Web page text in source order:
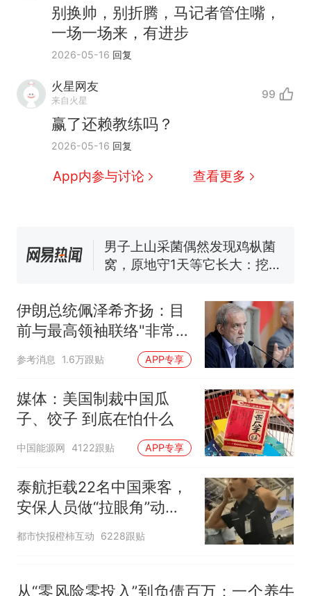
别换帅，别折腾，马记者管住嘴，
一场一场来，有进步
2026-05-16 回复
火星网友
来自火星 99
赢了还赖教练吗？
2026-05-16 回复
App内参与讨论 查看更多
热 那个在床头放菜刀的女孩，
因老师一句“跟我回家”改写了
人生
新 制裁瓜子饺子，美国怕什
协会回应
男子上山采菌偶然发现鸡枞菌
窝，原地守1天等它长大：挖了
回大海 目击者直呼震惊 （视频
来源：参考消息）
笔试第一被第二名传话劝弃考
官方通报
那个在床头放菜刀的女孩，
人生
伊朗总统佩泽希齐扬：目
前与最高领袖联络"非常困
难"
参考消息 1.6万跟贴 APP专享
媒体：美国制裁中国瓜
子、饺子 到底在怕什么
中国能源网 4122跟贴 APP专享
泰航拒载22名中国乘客，
安保人员做“拉眼角”动
作，泰国机场最新回应：
改签但没兑现
都市快报橙柿互动 6228跟贴
从“零风险零投入”到负债百万：一个养牛